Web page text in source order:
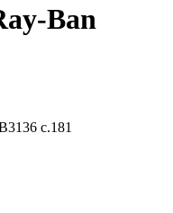
Ban
c.181